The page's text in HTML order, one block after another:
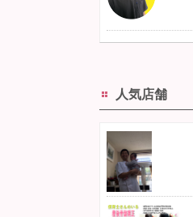
人気店舗